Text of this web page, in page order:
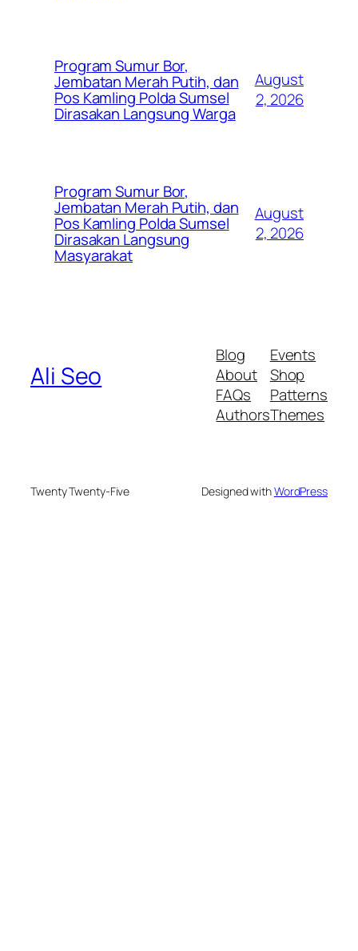
Program Sumur Bor,
Jembatan Merah Putih, dan
Pos Kamling Polda Sumsel
Dirasakan Langsung Warga
August
2, 2026
Program Sumur Bor,
Jembatan Merah Putih, dan
Pos Kamling Polda Sumsel
Dirasakan Langsung
Masyarakat
August
2, 2026
Ali Seo
Blog
About
FAQs
Authors
Events
Shop
Patterns
Themes
Twenty Twenty-Five Designed withWordPress